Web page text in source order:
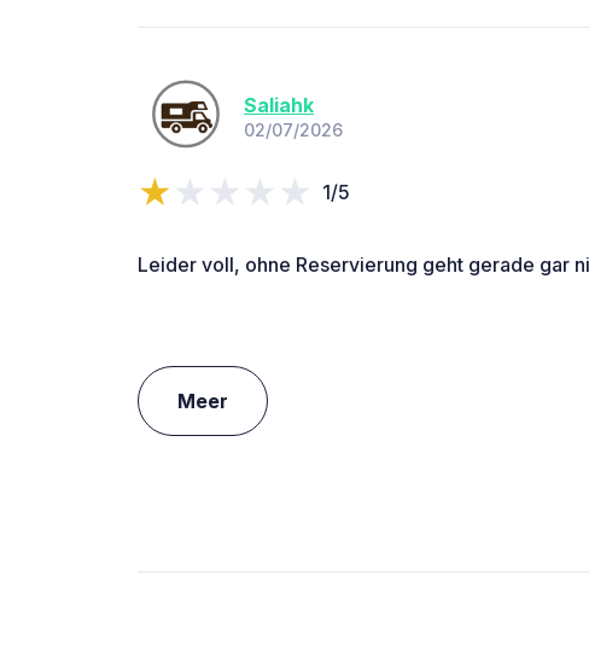
Saliahk
02/07/2026
1/5
Leider voll, ohne Reservierung geht gerade gar
Meer